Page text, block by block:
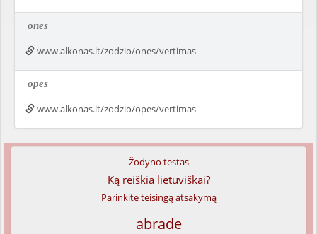
ones
www.alkonas.lt/zodzio/ones/vertimas
opes
www.alkonas.lt/zodzio/opes/vertimas
Žodyno testas
Ką reiškia lietuviškai?
Parinkite teisingą atsakymą
abrade